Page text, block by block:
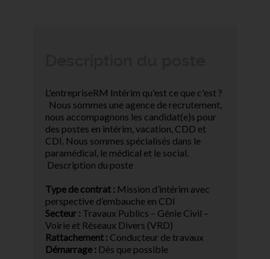
L'entrepriseRM Intérim qu'est ce que c'est ?
Nous sommes une agence de recrutement,
nous accompagnons les candidat(e)s pour
des postes en intérim, vacation, CDD et
CDI. Nous sommes spécialisés dans le
paramédical, le médical et le social.
Description du poste
Type de contrat : Mission d’intérim avec
perspective d’embauche en CDI
Secteur : Travaux Publics – Génie Civil –
Voirie et Réseaux Divers (VRD)
Rattachement : Conducteur de travaux
Démarrage : Dès que possible